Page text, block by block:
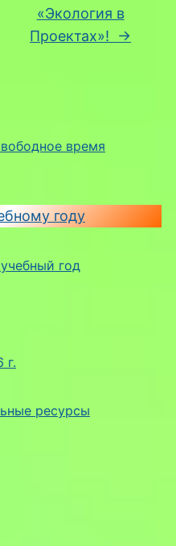
время
году
год
г.
ресурсы
«Экология в
Проектах»! →